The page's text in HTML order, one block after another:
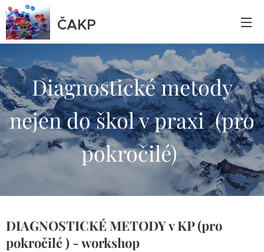
ČAKP
Diagnostické metody
nejen do škol v praxi (pro
pokročilé)
DIAGNOSTICKÉ METODY v KP (pro
pokročilé ) - workshop